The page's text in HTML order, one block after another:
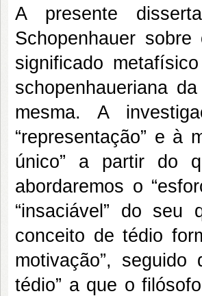
A presente
Schopenhauer
significado
schopenhaueriana
mesma. A
“representação” e à
único” a partir do
abordaremos o
“insaciável” do seu
conceito de tédio
motivação”,
tédio” a que o